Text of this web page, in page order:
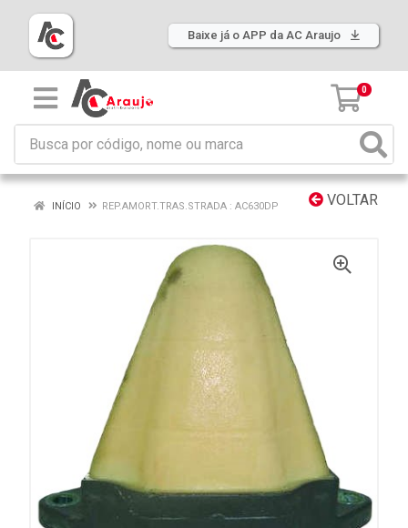
Baixe já o APP da AC Araujo
0
VOLTAR
INÍCIO REP.AMORT.TRAS.STRADA : AC630DP